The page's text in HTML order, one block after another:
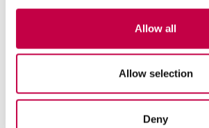
Allow all
Allow selection
Deny